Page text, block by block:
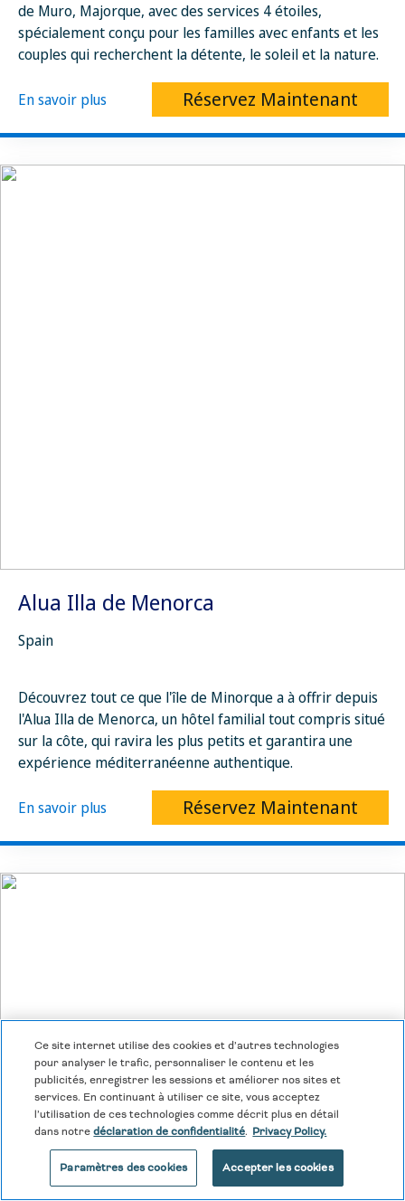
de Muro, Majorque, avec des services 4 étoiles,
spécialement conçu pour les familles avec enfants et les
couples qui recherchent la détente, le soleil et la nature.
En savoir plus Réservez Maintenant
Alua Illa de Menorca
Spain
Découvrez tout ce que l'île de Minorque a à offrir depuis
l'Alua Illa de Menorca, un hôtel familial tout compris situé
sur la côte, qui ravira les plus petits et garantira une
expérience méditerranéenne authentique.
En savoir plus Réservez Maintenant
Ce site internet utilise des cookies et d’autres technologies
pour analyser le trafic, personnaliser le contenu et les
publicités, enregistrer les sessions et améliorer nos sites et
services. En continuant à utiliser ce site, vous acceptez
l’utilisation de ces technologies comme décrit plus en détail
dans notredéclaration de confidentialité. Privacy Policy.
Paramètres des cookies Accepter les cookies